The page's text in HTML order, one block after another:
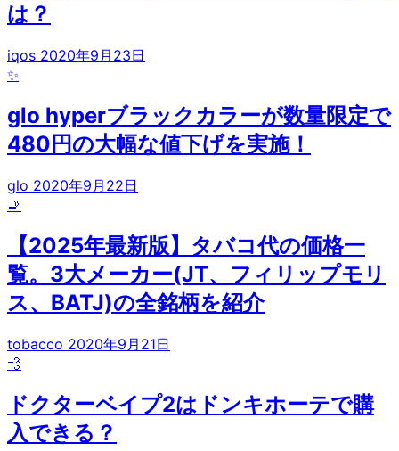
は？
iqos 2020年9月23日
✨
glo hyperブラックカラーが数量限定で
480円の大幅な値下げを実施！
glo 2020年9月22日
🚬
【2025年最新版】タバコ代の価格一
覧。3大メーカー(JT、フィリップモリ
ス、BATJ)の全銘柄を紹介
tobacco 2020年9月21日
💨
ドクターベイプ2はドンキホーテで購
入できる？